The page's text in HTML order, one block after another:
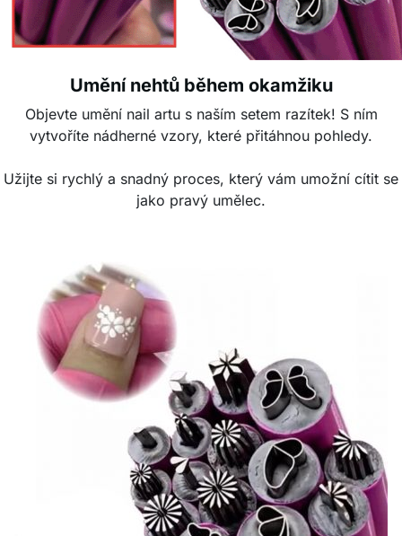
Umění nehtů během okamžiku
Objevte umění nail artu s naším setem razítek! S ním
vytvoříte nádherné vzory, které přitáhnou pohledy.
Užijte si rychlý a snadný proces, který vám umožní cítit se
jako pravý umělec.